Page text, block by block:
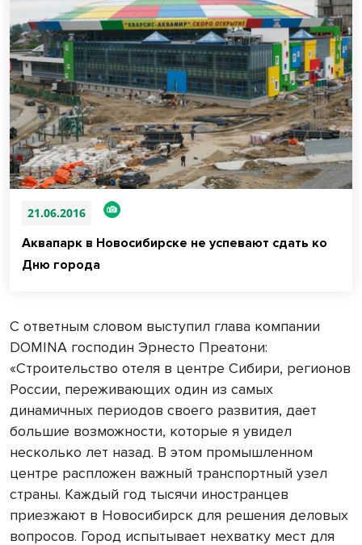
21.06.2016
Аквапарк в Новосибирске не успевают сдать ко
Дню города
С ответным словом выступил глава компании
DOMINA господин Эрнесто Преатони:
«Строительство отеля в центре Сибири, регионов
России, переживающих один из самых
динамичных периодов своего развития, дает
большие возможности, которые я увидел
несколько лет назад. В этом промышленном
центре распложен важный транспортный узел
страны. Каждый год тысячи иностранцев
приезжают в Новосибирск для решения деловых
вопросов. Город испытывает нехватку мест для